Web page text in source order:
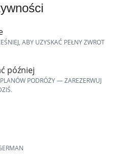
ABY UZYSKAĆ PEŁNY ZWROT
później
PODRÓŻY — ZAREZERWUJ